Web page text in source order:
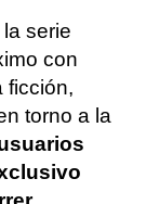
serie
con
ficción,
torno a la